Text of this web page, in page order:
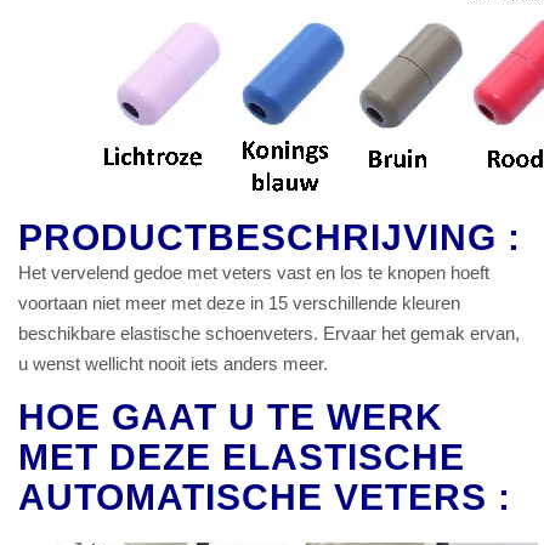
PRODUCTBESCHRIJVING :
Het vervelend gedoe met veters vast en los te knopen hoeft
voortaan niet meer met deze in 15 verschillende kleuren
beschikbare elastische schoenveters. Ervaar het gemak ervan,
u wenst wellicht nooit iets anders meer.
HOE GAAT U TE WERK
MET DEZE ELASTISCHE
AUTOMATISCHE VETERS :